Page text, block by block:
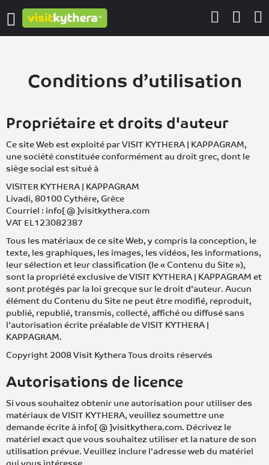
Conditions d’utilisation
Propriétaire et droits d'auteur
Ce site Web est exploité par VISIT KYTHERA | KAPPAGRAM,
une société constituée conformément au droit grec, dont le
siège social est situé à
VISITER KYTHERA | KAPPAGRAM
Livadi, 80100 Cythère, Grèce
Courriel : info[ @ ]visitkythera.com
VAT EL123082387
Tous les matériaux de ce site Web, y compris la conception, le
texte, les graphiques, les images, les vidéos, les informations,
leur sélection et leur classification (le « Contenu du Site »),
sont la propriété exclusive de VISIT KYTHERA | KAPPAGRAM et
sont protégés par la loi grecque sur le droit d'auteur. Aucun
élément du Contenu du Site ne peut être modifié, reproduit,
publié, republié, transmis, collecté, affiché ou diffusé sans
l'autorisation écrite préalable de VISIT KYTHERA |
KAPPAGRAM.
Copyright 2008 Visit Kythera Tous droits réservés
Autorisations de licence
Si vous souhaitez obtenir une autorisation pour utiliser des
matériaux de VISIT KYTHERA, veuillez soumettre une
demande écrite à info[ @ ]visitkythera.com. Décrivez le
matériel exact que vous souhaitez utiliser et la nature de son
utilisation prévue. Veuillez inclure l'adresse web du matériel